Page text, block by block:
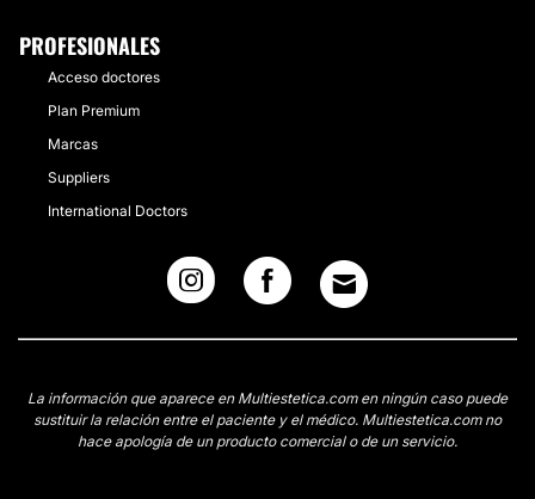
PROFESIONALES
Acceso doctores
Plan Premium
Marcas
Suppliers
International Doctors
La información que aparece en Multiestetica.com en ningún caso puede
sustituir la relación entre el paciente y el médico. Multiestetica.com no
hace apología de un producto comercial o de un servicio.